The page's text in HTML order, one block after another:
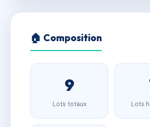
🏠 Composition
9
Lots totaux Lots